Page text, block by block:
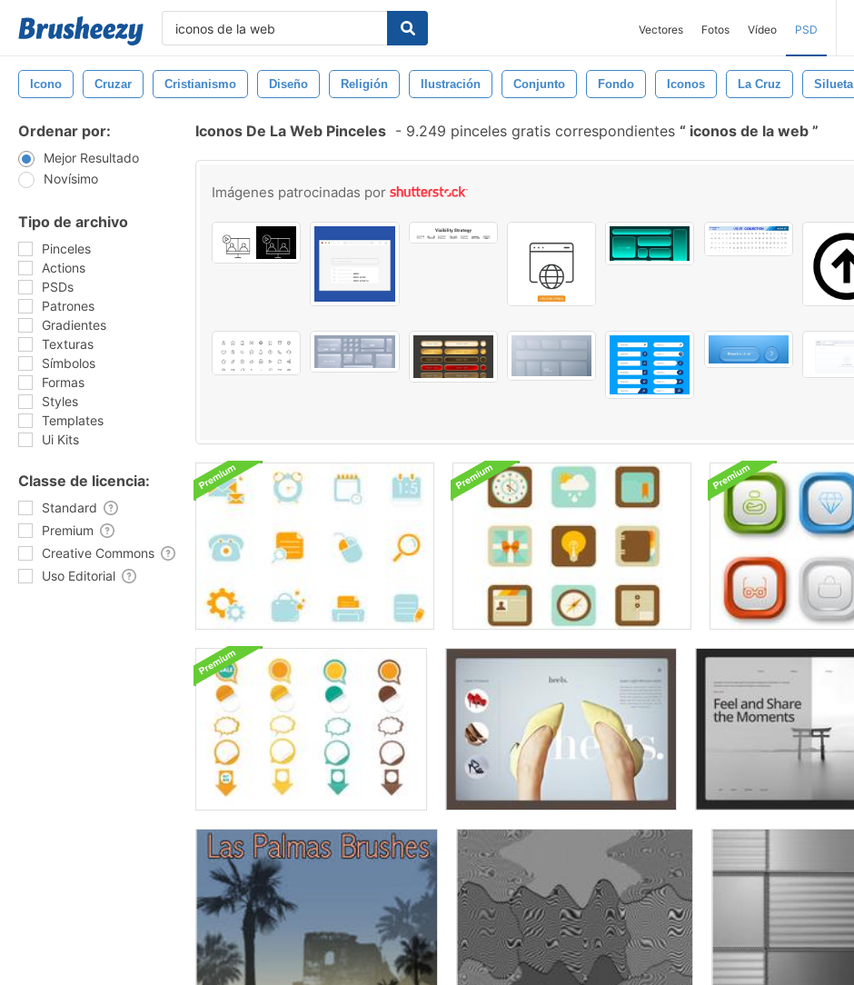
Vectores Fotos Vídeo PSD
Icono Cruzar Cristianismo Diseño Religión Ilustración Conjunto Fondo Iconos La Cruz Silueta
Ordenar por:
Mejor Resultado
Novísimo
Tipo de archivo
Pinceles
Actions
PSDs
Patrones
Gradientes
Texturas
Símbolos
Formas
Styles
Templates
Ui Kits
Classe de licencia:
Standard
Premium
Creative Commons
Uso Editorial
Iconos De La Web Pinceles - 9.249 pinceles gratis correspondientes iconos de la web
Imágenes patrocinadas por